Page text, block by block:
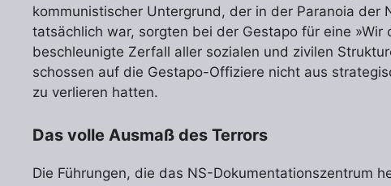
kommunistischer Untergrund, der in der Paranoia
tatsächlich war, sorgten bei der Gestapo für eine
beschleunigte Zerfall aller sozialen und zivilen
schossen auf die Gestapo-Offiziere nicht aus
zu verlieren hatten.
Das volle Ausmaß des Terrors
Die Führungen, die das NS-Dokumentationszentrum